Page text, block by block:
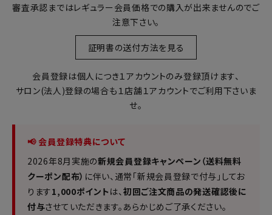
審査承認まではレギュラー会員価格での購入が出来ませんのでご
注意下さい。
証明書の送付方法を見る
会員登録は個人につき１アカウントのみ登録頂けます、
サロン(法人)登録の場合も１店舗１アカウントでご利用下さいま
せ。
📢 会員登録特典について
2026年8月実施の新規会員登録キャンペーン（送料無料
クーポン配布） に伴い、通常「新規会員登録で付与」してお
ります1,000ポイントは、 初回ご注文商品の発送確認後に
付与させていただきます。あらかじめご了承ください。